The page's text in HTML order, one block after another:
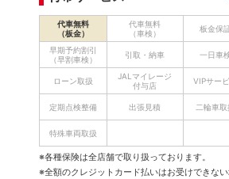
代車無料
（板金）
代車無料
（車検）
板金保
早期予約割引
（早割車検）
引取・納車 一日車
ローン取扱
JALマイレージ
付与店
VIPサー
定期点検整備 出張見積 二輪車取
特殊車両取扱
※各種保険は全店舗で取り扱っております。
※全額のクレジットカード払いはお受けできな